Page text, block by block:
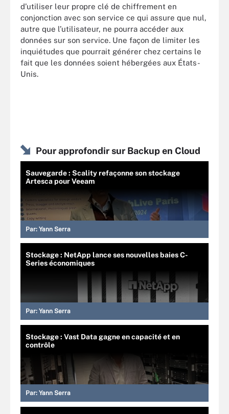
d’utiliser leur propre clé de chiffrement en
conjonction avec son service ce qui assure que nul,
autre que l’utilisateur, ne pourra accéder aux
données sur son service. Une façon de limiter les
inquiétudes que pourrait générer chez certains le
fait que les données soient hébergées aux États-
Unis.
Pour approfondir sur Backup en Cloud
Sauvegarde : Scality refaçonne son stockage
Artesca pour Veeam
Par: Yann Serra
Stockage : NetApp lance ses nouvelles baies C-
Series économiques
Par: Yann Serra
Stockage : Vast Data gagne en capacité et en
contrôle
Par: Yann Serra